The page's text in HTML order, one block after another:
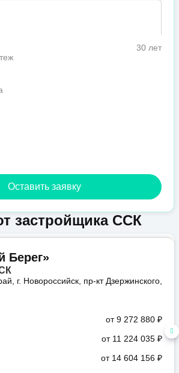
30 лет
Оставить заявку
застройщика ССК
Берег»
г. Новороссийск, пр-кт Дзержинского,
от 9 272 880 ₽
от 11 224 035 ₽
от 14 604 156 ₽